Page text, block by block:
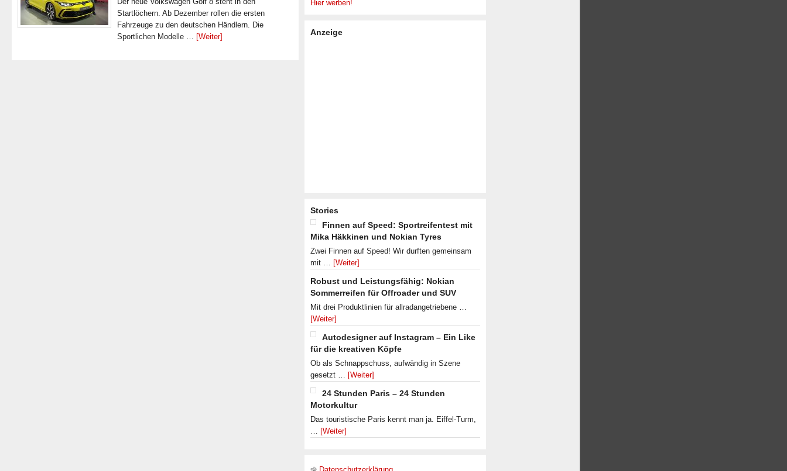
Startlöchern. Ab Dezember rollen die ersten
Fahrzeuge zu den deutschen Händlern. Die
Sportlichen Modelle … [Weiter]
Hier werben!
Anzeige
Stories
Finnen auf Speed: Sportreifentest mit
Mika Häkkinen und Nokian Tyres
Zwei Finnen auf Speed! Wir durften gemeinsam
mit … [Weiter]
Robust und Leistungsfähig: Nokian
Sommerreifen für Offroader und SUV
Mit drei Produktlinien für allradangetriebene …
[Weiter]
Autodesigner auf Instagram – Ein Like
für die kreativen Köpfe
Ob als Schnappschuss, aufwändig in Szene
gesetzt … [Weiter]
24 Stunden Paris – 24 Stunden
Motorkultur
Das touristische Paris kennt man ja. Eiffel-Turm,
… [Weiter]